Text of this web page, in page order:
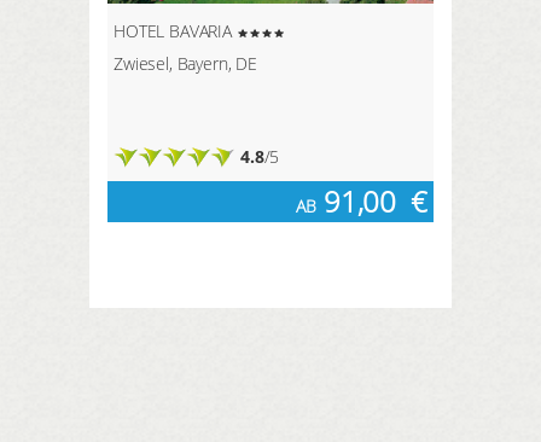
HOTEL BAVARIA
Zwiesel, Bayern, DE
4.8/5
AB 91,00 €